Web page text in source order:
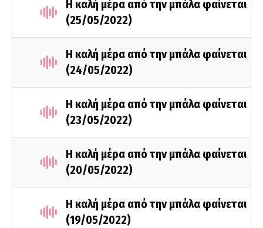
Η καλή μέρα από την μπάλα φαίνεται
(25/05/2022)
Η καλή μέρα από την μπάλα φαίνεται
(24/05/2022)
Η καλή μέρα από την μπάλα φαίνεται
(23/05/2022)
Η καλή μέρα από την μπάλα φαίνεται
(20/05/2022)
Η καλή μέρα από την μπάλα φαίνεται
(19/05/2022)